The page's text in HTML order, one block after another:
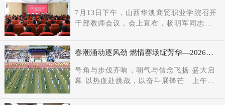
7月13日下午，山西华澳商贸职业学院召开
干部教师会议，会上宣布，杨明军同志任
记、督导专员职务。省委教育工委主持日
常工作的副书记（正厅长级），省教育厅
党组成员、副厅长王军出席会议并讲话。
新任党委书记杨明军同志、理事长刘耀国
分别作表态发言，刘国垠同志主持会议。
春潮涌动逐风劲 燃情赛场绽芳华—2026年
号角与步伐齐响，朝气与信念飞扬 盛大启
幕 以热血赴挑战，以奋斗展锋芒 上午9